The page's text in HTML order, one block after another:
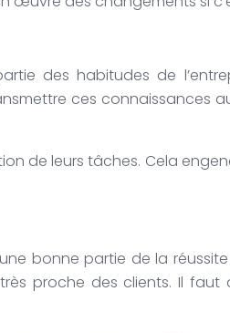
des habitudes de
ces connaissances
de leurs tâches. Cela
bonne partie de la
proche des clients. Il